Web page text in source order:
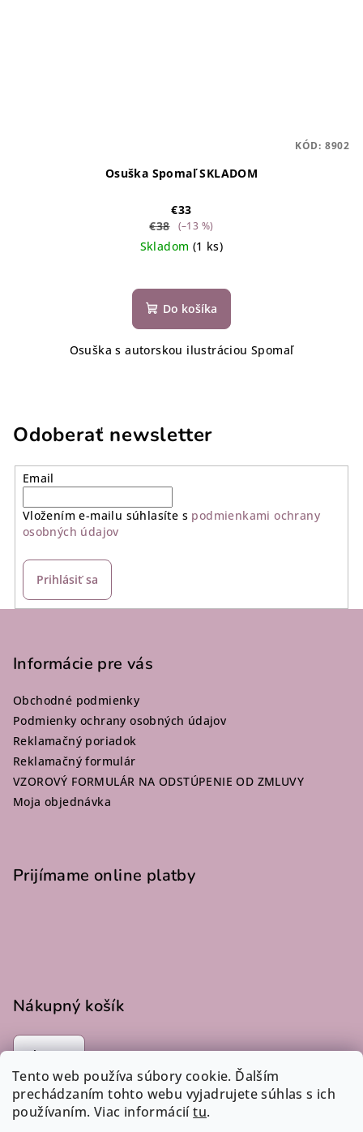
Tento web používa súbory cookie. Ďalším
prechádzaním tohto webu vyjadrujete súhlas s ich
používaním. Viac informáciítu.
Osuška Spomaľ SKLADOM
€33
€38
(–13 %)
Skladom (1 ks)
Do košíka
Osuška s autorskou ilustráciou Spomaľ
KÓD: 8902
Odoberať newsletter
Email
Vložením e-mailu súhlasíte s podmienkami ochrany
osobných údajov
Prihlásiť sa
Informácie pre vás
Obchodné podmienky
Podmienky ochrany osobných údajov
Reklamačný poriadok
Reklamačný formulár
VZOROVÝ FORMULÁR NA ODSTÚPENIE OD ZMLUVY
Moja objednávka
Prijímame online platby
Nákupný košík
0ks /€0